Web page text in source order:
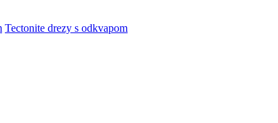
Tectonite drezy s odkvapom